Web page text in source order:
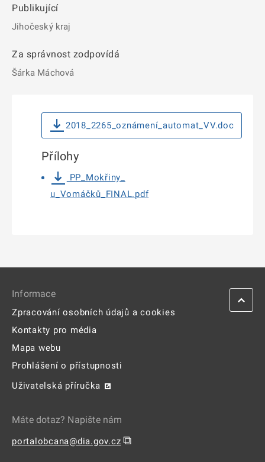
Publikující
Jihočeský kraj
Za správnost zodpovídá
Šárka Máchová
2018_2265_oznámení_automat_VV.doc
Přílohy
PP_Mokřiny_
u_Vomáčků_FINAL.pdf
Informace
Zpracování osobních údajů a cookies
Kontakty pro média
Mapa webu
Prohlášení o přístupnosti
Uživatelská příručka
Máte dotaz? Napište nám
portalobcana@dia.gov.cz ⧉